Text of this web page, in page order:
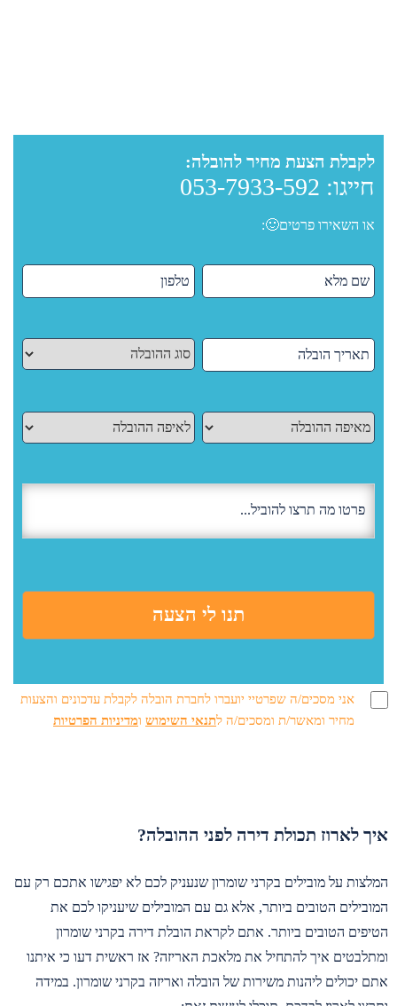
לקבלת הצעת מחיר להובלה:
חייגו: 053-7933-592
או השאירו פרטים🙂:
אני מסכים/ה שפרטיי יועברו לחברת הובלה לקבלת עדכונים והצעות
מחיר ומאשר/ת ומסכים/ה לתנאי השימוש ומדיניות הפרטיות
איך לארוז תכולת דירה לפני ההובלה?
המלצות על מובילים בקרני שומרון שנעניק לכם לא יפגישו אתכם רק עם
המובילים הטובים ביותר, אלא גם עם המובילים שיעניקו לכם את
הטיפים הטובים ביותר. אתם לקראת הובלת דירה בקרני שומרון
ומתלבטים איך להתחיל את מלאכת האריזה? אז ראשית דעו כי איתנו
אתם יכולים ליהנות משירות של הובלה ואריזה בקרני שומרון. במידה